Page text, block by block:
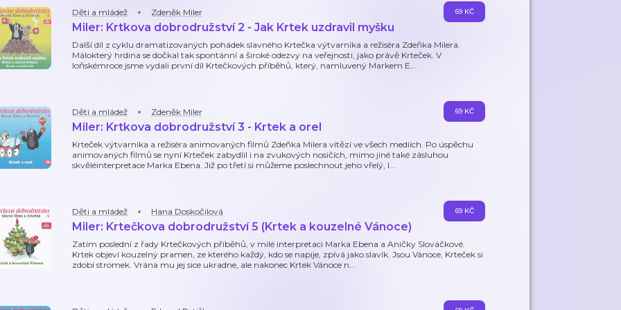
Děti a mládež Zdeněk Miler
Miler: Krtkova dobrodružství 2 - Jak Krtek uzdravil myšku
Další díl z cyklu dramatizovaných pohádek slavného Krtečka výtvarníka a režiséra Zdeňka Milera.
Málokterý hrdina se dočkal tak spontánní a široké odezvy na veřejnosti, jako právě Krteček. V
loňskémroce jsme vydali první díl Krtečkových příběhů, který, namluvený Markem E…
69 KČ
Děti a mládež Zdeněk Miler
Miler: Krtkova dobrodružství 3 - Krtek a orel
Krteček výtvarníka a režiséra animovaných filmů Zdeňka Milera vítězí ve všech mediích. Po úspěchu
animovaných filmů se nyní Krteček zabydlil i na zvukových nosičích, mimo jiné také zásluhou
skvěléinterpretace Marka Ebena. Již po třetí si můžeme poslechnout jeho vřelý, l…
69 KČ
Děti a mládež Hana Doskočilová
Miler: Krtečkova dobrodružství 5 (Krtek a kouzelné Vánoce)
Zatím poslední z řady Krtečkových příběhů, v milé interpretaci Marka Ebena a Aničky Slováčkové.
Krtek objeví kouzelný pramen, ze kterého každý, kdo se napije, zpívá jako slavík. Jsou Vánoce, Krteček si
zdobí stromek. Vrána mu jej sice ukradne, ale nakonec Krtek Vánoce n…
69 KČ